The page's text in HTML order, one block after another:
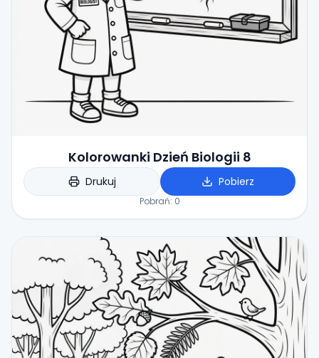
Kolorowanki Dzień Biologii 8
Drukuj Pobierz
Pobrań: 0